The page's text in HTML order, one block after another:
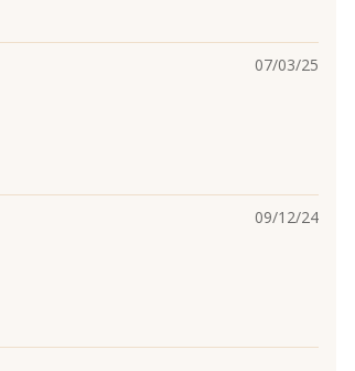
07/03/25
09/12/24